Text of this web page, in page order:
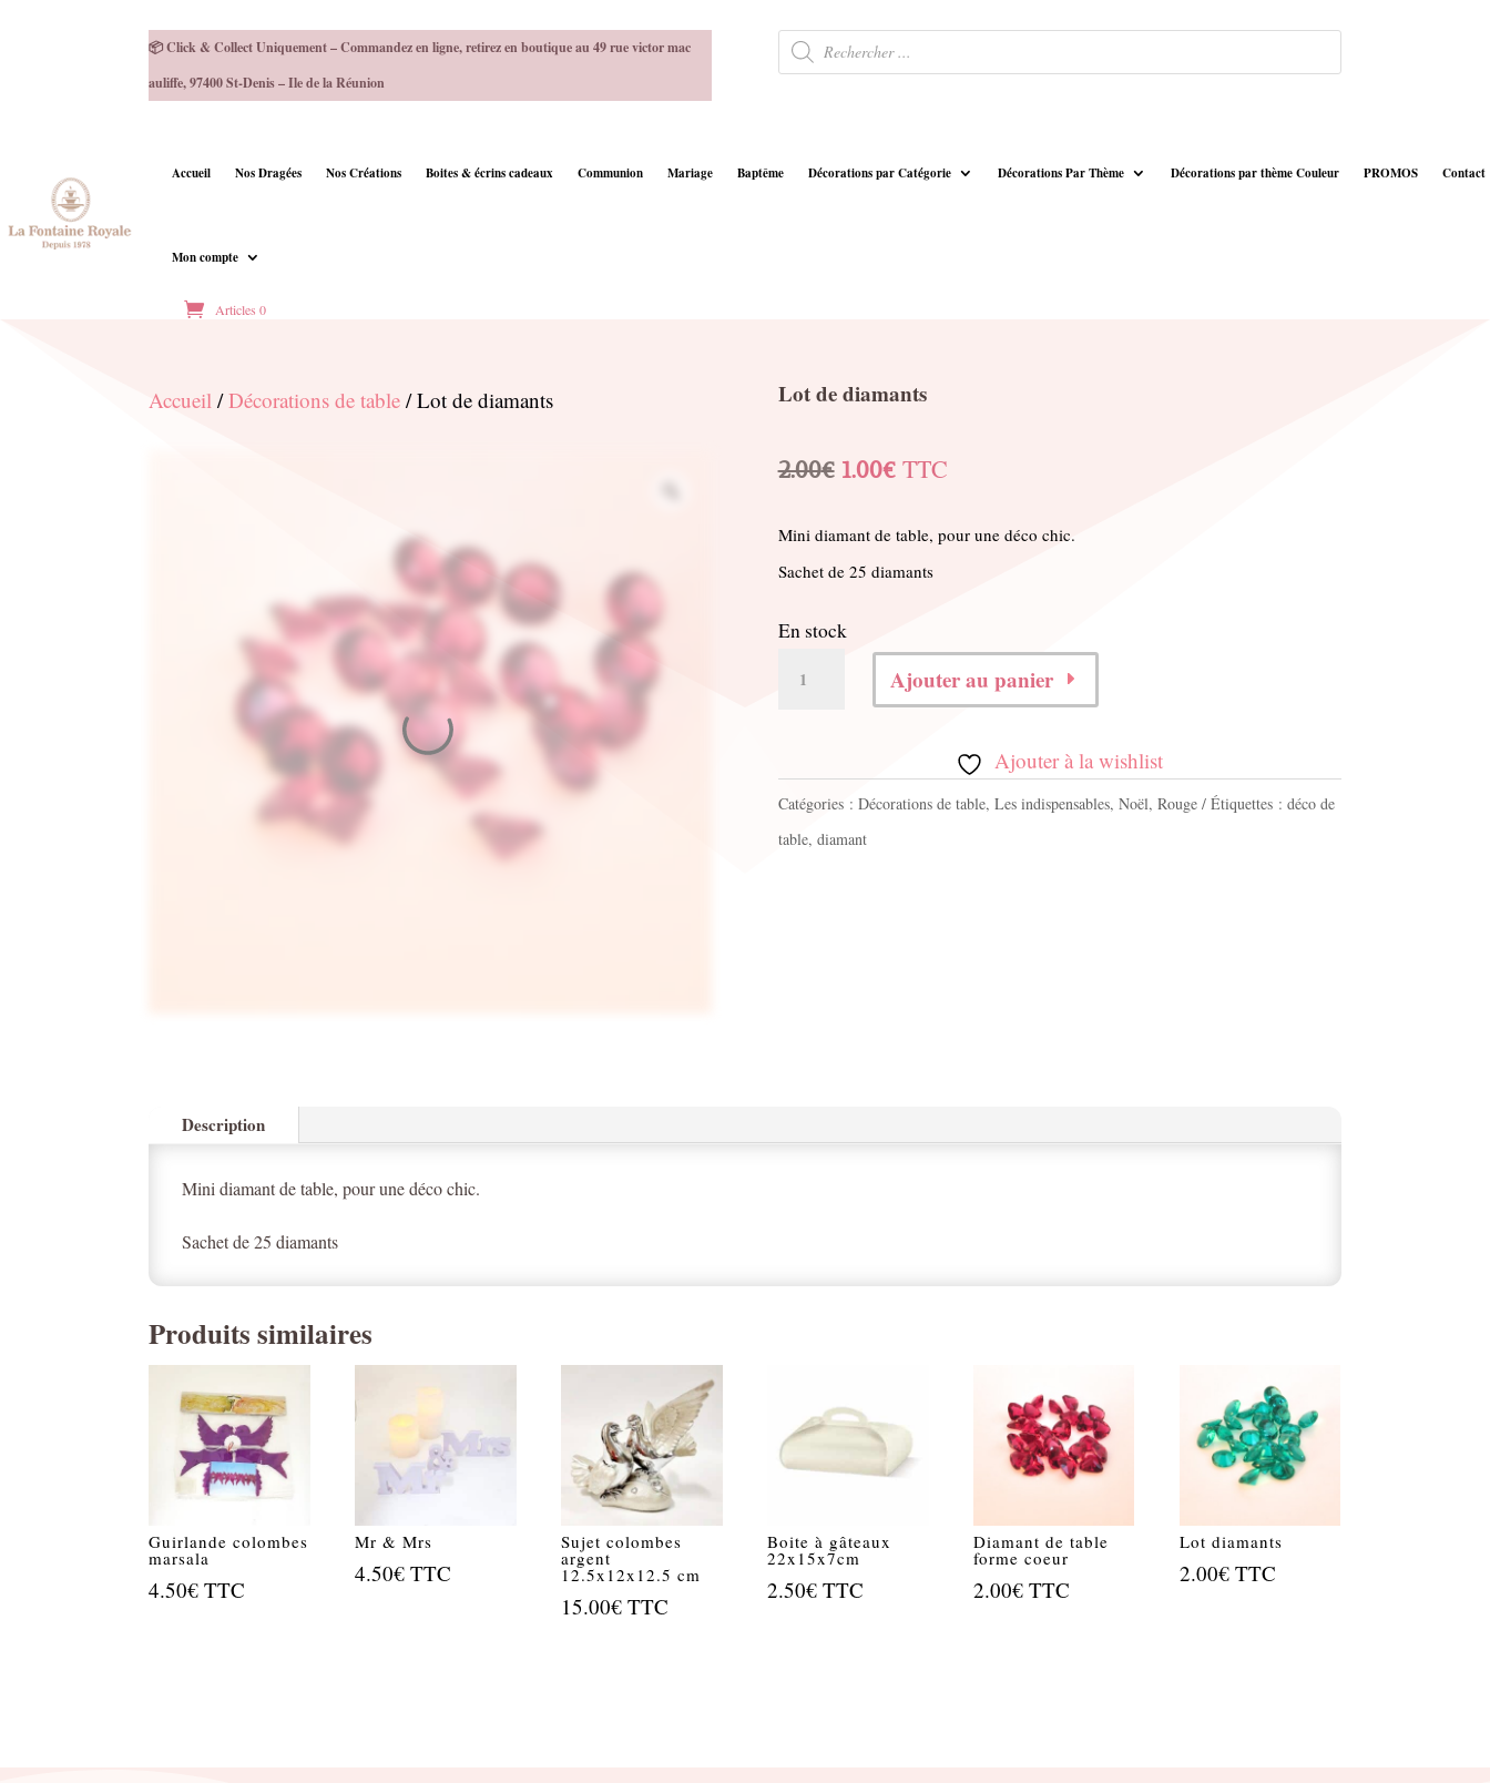
📦 Click & Collect Uniquement – Commandez en ligne, retirez en boutique au 49 rue victor mac
auliffe, 97400 St-Denis – Ile de la Réunion
Recherche
de
produits
Accueil Nos Dragées Nos Créations Boites & écrins cadeaux Communion Mariage Baptême Décorations par Catégorie Décorations Par Thème Décorations par thème Couleur PROMOS Contact
Mon compte
Articles 0
Accueil /Décorations de table / Lot de diamants Lot de diamants
2.00€ Le
2.00€.
1.00€Le
actuel
TTC
Mini diamant de table, pour une déco chic.
Sachet de 25 diamants
En stock
de
diamants
Ajouter au panier
Ajouter à la wishlist
Catégories : Décorations de table, Les indispensables, Noël, Rouge Étiquettes : déco de
table, diamant
Description
Mini diamant de table, pour une déco chic.
Sachet de 25 diamants
Produits similaires
Guirlande colombes
marsala
4.50€ TTC
Mr & Mrs
4.50€ TTC
Sujet colombes
argent
12.5x12x12.5 cm
15.00€ TTC
Boite à gâteaux
22x15x7cm
2.50€ TTC
Diamant de table
forme coeur
2.00€ TTC
Lot diamants
2.00€ TTC